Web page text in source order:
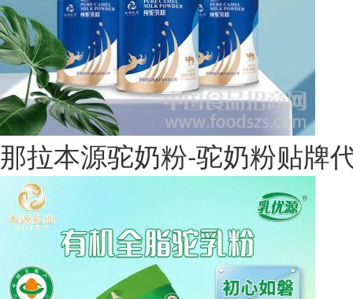
那拉本源驼奶粉-驼奶粉贴牌